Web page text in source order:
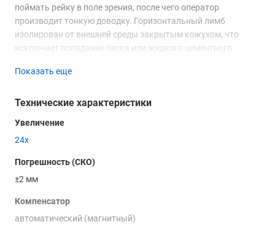
поймать рейку в поле зрения, после чего оператор
производит тонкую доводку. Горизонтальный лимб
изолирован от внешней среды закрытым кожухом, что
исключает попадание песка или жидкого цементного
деления 1° позволяет уверенно размечать угловые
Спецификация модели CONDTROL
24x2-3-041
Сбалансированный показатель СКО на 1 км двойного
ответственных ландшафтных работ.
24-кратное приближение:
Показать еще
Технические характеристики
Увеличение
24х
Погрешность (СКО)
±2 мм
Компенсатор
автоматический (магнитный)